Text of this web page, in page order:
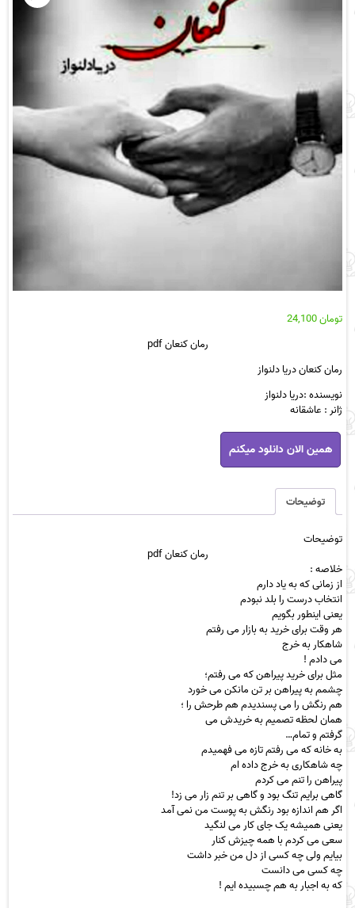
تومان24,100
رمان کنعان pdf
رمان کنعان دریا دلنواز
نویسنده :دریا دلنواز
ژانر : عاشقانه
رمان
کنعان
pdf
همین الان دانلود میکنم
توضیحات
توضیحات
رمانکنعان pdf
خلاصه :
از زمانی که به یاد دارم
انتخاب درست را بلد نبودم
یعنی اینطور بگویم
هر وقت برای خرید به بازار می رفتم
شاهکار به خرج
می دادم !
مثل برای خرید پیراهن که می رفتم؛
چشمم به پیراهن بر تن مانکن می خورد
هم رنگش را می پسندیدم هم طرحش را ؛
همان لحظه تصمیم به خریدش می
گرفتم و تمام…
به خانه که می رفتم تازه می فهمیدم
چه شاهکاری به خرج داده ام
پیراهن را تنم می کردم
گاهی برایم تنگ بود و گاهی بر تنم زار می زد!
اگر هم اندازه بود رنگش به پوست من نمی آمد
یعنی همیشه یک جای کار می لنگید
سعی می کردم با همه چیزش کنار
بیایم ولی چه کسی از دل من خبر داشت
چه کسی می دانست
که به اجبار به هم چسبیده ایم !